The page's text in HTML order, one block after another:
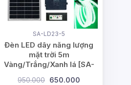
SA-LD23-5
Đèn LED dây năng lượng
mặt trời 5m
Vàng/Trắng/Xanh lá [SA-
950.000 650.000